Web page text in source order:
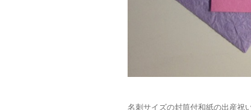
名刺サイズの封筒付和紙の出産祝